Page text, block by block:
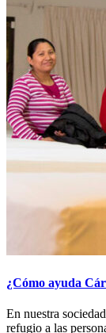
¿Cómo ayuda
En nuestra
refugio a las